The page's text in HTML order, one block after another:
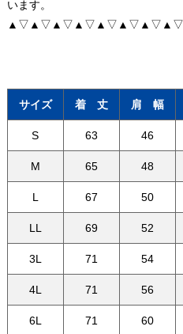
います。
サイズ 着 丈 肩 幅
S 63 46
M 65 48
L 67 50
LL 69 52
3L 71 54
4L 71 56
6L 71 60